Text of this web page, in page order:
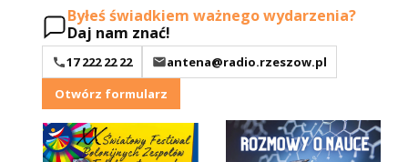
Byłeś świadkiem ważnego wydarzenia?
Daj nam znać!
17 222 22 22
antena@radio.rzeszow.pl
Otwórz formularz